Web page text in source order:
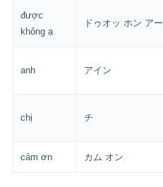
được
không ạ
ドゥオッ ホン アー
anh アイン
chị チ
cảm ơn カム オン